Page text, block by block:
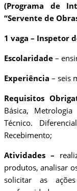
(Programa de
“Servente de
1 vaga – Inspetor
Escolaridade –
Experiência – seis
Requisitos
Básica,
Técnico.
Recebimento;
Atividades –
produtos, analisar
solicitar as